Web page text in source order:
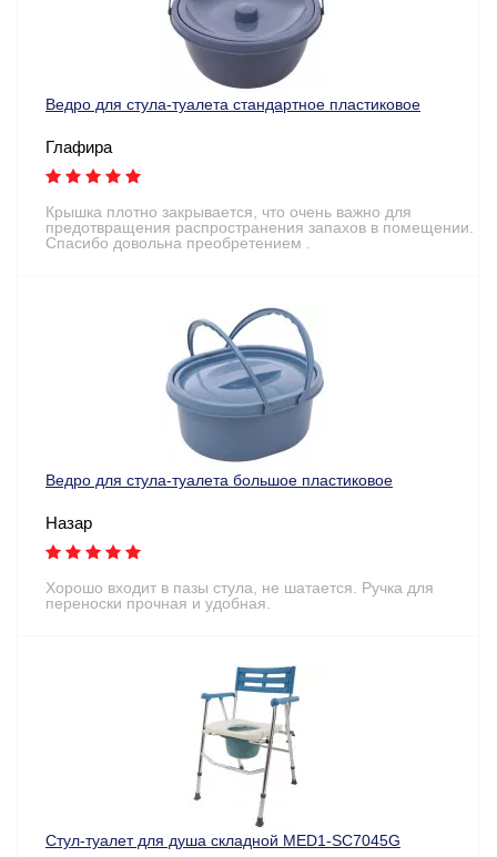
Ведро для стула-туалета стандартное пластиковое
Глафира
Крышка плотно закрывается, что очень важно для
предотвращения распространения запахов в помещении.
Спасибо довольна преобретением .
Ведро для стула-туалета большое пластиковое
Назар
Хорошо входит в пазы стула, не шатается. Ручка для
переноски прочная и удобная.
Стул-туалет для душа складной MED1-SC7045G